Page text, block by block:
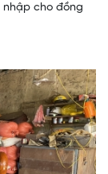
nhập cho đồng